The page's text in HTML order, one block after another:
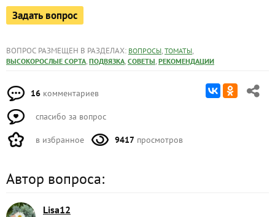
Задать вопрос
ВОПРОС РАЗМЕЩЕН В РАЗДЕЛАХ: ВОПРОСЫ, ТОМАТЫ,
ВЫСОКОРОСЛЫЕ СОРТА, ПОДВЯЗКА, СОВЕТЫ, РЕКОМЕНДАЦИИ
16 комментариев
спасибо за вопрос
в избранное 9417 просмотров
Автор вопроса:
Lisa12